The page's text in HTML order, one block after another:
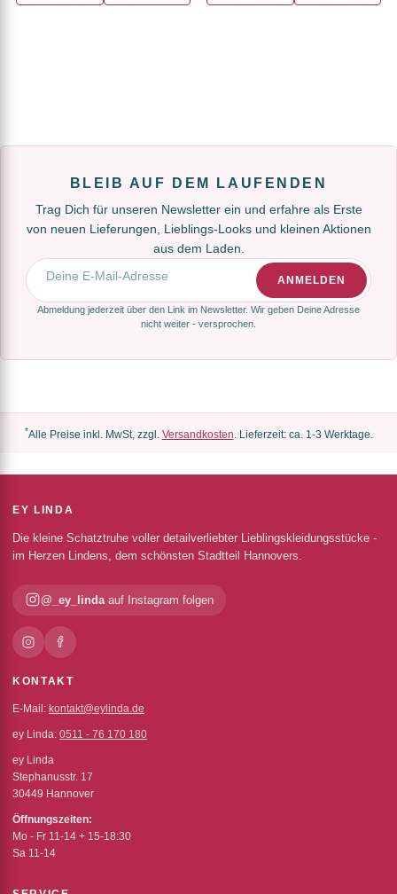
BLEIB AUF DEM LAUFENDEN
Trag Dich für unseren Newsletter ein und erfahre als Erste
von neuen Lieferungen, Lieblings-Looks und kleinen Aktionen
aus dem Laden.
E-Mail-Adresse
ANMELDEN
Abmeldung jederzeit über den Link im Newsletter. Wir geben Deine Adresse
nicht weiter - versprochen.
*Alle Preise inkl. MwSt, zzgl. Versandkosten . Lieferzeit: ca. 1-3 Werktage.
EY LINDA
Die kleine Schatztruhe voller detailverliebter Lieblingskleidungsstücke -
im Herzen Lindens, dem schönsten Stadtteil Hannovers.
@_ey_linda auf Instagram folgen
KONTAKT
E-Mail: kontakt@eylinda.de
ey Linda: 0511 - 76 170 180
ey Linda
Stephanusstr. 17
30449 Hannover
Öffnungszeiten:
Mo - Fr 11-14 + 15-18:30
Sa 11-14